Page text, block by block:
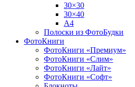
30×30
30×40
A4
Полоски из ФотоБудки
ФотоКниги
ФотоКниги «Премиум»
ФотоКниги «Слим»
ФотоКниги «Лайт»
ФотоКниги «Софт»